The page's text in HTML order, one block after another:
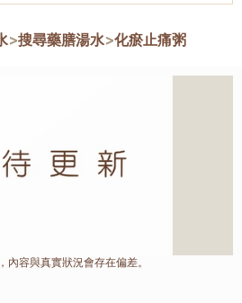
>搜尋藥膳湯水>化瘀止痛粥
內容與真實狀況會存在偏差。